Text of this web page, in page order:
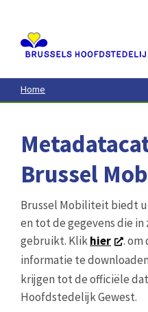
contenu
principal
Home
Brussel
Brussel Mobiliteit biedt
en tot de gegevens die
gebruikt. Klikhier
. om
informatie te
krijgen tot de officiële
Hoofdstedelijk Gewest.